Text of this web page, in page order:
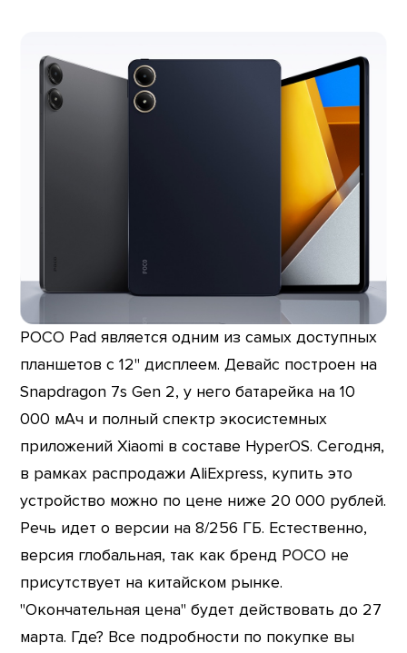
POCO Pad является одним из самых доступных
планшетов с 12" дисплеем. Девайс построен на
Snapdragon 7s Gen 2, у него батарейка на 10
000 мАч и полный спектр экосистемных
приложений Xiaomi в составе HyperOS. Сегодня,
в рамках распродажи AliExpress, купить это
устройство можно по цене ниже 20 000 рублей.
Речь идет о версии на 8/256 ГБ. Естественно,
версия глобальная, так как бренд POCO не
присутствует на китайском рынке.
"Окончательная цена" будет действовать до 27
марта. Где? Все подробности по покупке вы